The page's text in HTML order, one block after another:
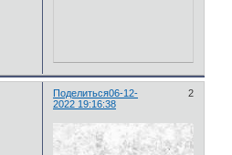
Поделиться 2
06-12-
2022 19:16:38